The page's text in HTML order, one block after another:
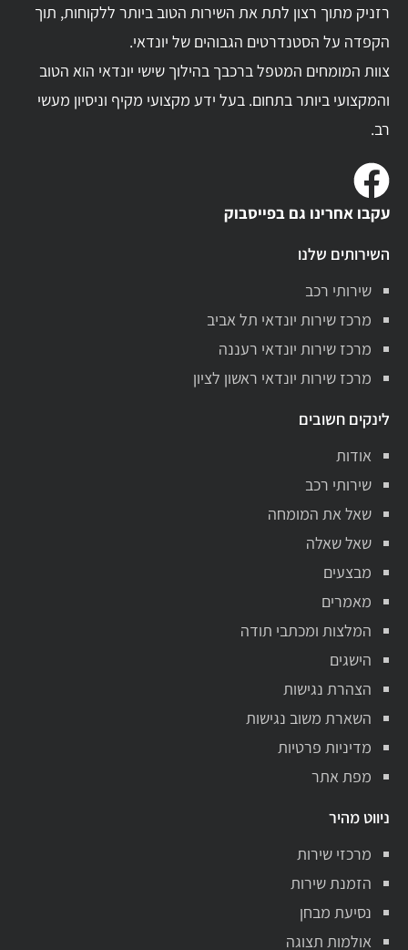
רזניק מתוך רצון לתת את השירות הטוב ביותר ללקוחות, תוך
הקפדה על הסטנדרטים הגבוהים של יונדאי.
צוות המומחים המטפל ברכבך בהילוך שישי יונדאי הוא הטוב
והמקצועי ביותר בתחום. בעל ידע מקצועי מקיף וניסיון מעשי
רב.
עקבו אחרינו גם בפייסבוק
השירותים שלנו
שירותי רכב
מרכז שירות יונדאי תל אביב
מרכז שירות יונדאי רעננה
מרכז שירות יונדאי ראשון לציון
לינקים חשובים
אודות
שירותי רכב
שאל את המומחה
שאל שאלה
מבצעים
מאמרים
המלצות ומכתבי תודה
הישגים
הצהרת נגישות
השארת משוב נגישות
מדיניות פרטיות
מפת אתר
ניווט מהיר
מרכזי שירות
הזמנת שירות
נסיעת מבחן
אולמות תצוגה